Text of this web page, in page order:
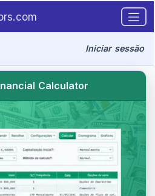
Iniciar sessão
Calculator